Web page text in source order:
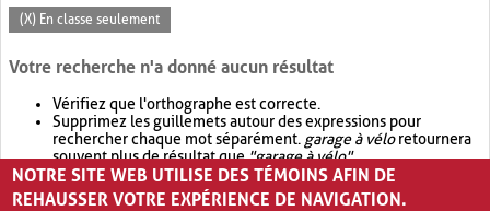
(X) En classe seulement
Votre recherche n'a donné aucun résultat
Vérifiez que l'orthographe est correcte.
Supprimez les guillemets autour des expressions pour
rechercher chaque mot séparément. garage à véloretournera
souvent plus de résultat que"garage à vélo".
Envisagez d'élargir votre recherche avec OR.garage OR vélo
retournera souvent plus de résultat quegarage à vélo
NOTRE SITE WEB UTILISE DES TÉMOINS AFIN DE
REHAUSSER VOTRE EXPÉRIENCE DE NAVIGATION.